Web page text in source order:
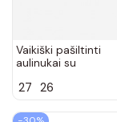
Vaikiški pašiltinti
aulinukai su
LOVE
juodos spalvos,...
27 26